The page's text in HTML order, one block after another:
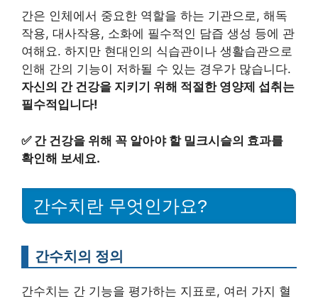
간은 인체에서 중요한 역할을 하는 기관으로, 해독
작용, 대사작용, 소화에 필수적인 담즙 생성 등에 관
여해요. 하지만 현대인의 식습관이나 생활습관으로
인해 간의 기능이 저하될 수 있는 경우가 많습니다.
자신의 간 건강을 지키기 위해 적절한 영양제 섭취는
필수적입니다!
✅ 간 건강을 위해 꼭 알아야 할 밀크시슬의 효과를
확인해 보세요.
간수치란 무엇인가요?
간수치의 정의
간수치는 간 기능을 평가하는 지표로, 여러 가지 혈